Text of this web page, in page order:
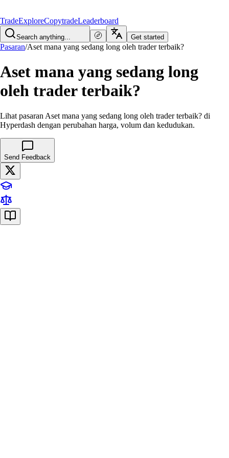
TradeExploreCopytradeLeaderboard
Search anything... Get started
Pasaran/Aset mana yang sedang long oleh trader terbaik?
Aset mana yang sedang long
oleh trader terbaik?
Lihat pasaran Aset mana yang sedang long oleh trader terbaik? di
Hyperdash dengan perubahan harga, volum dan kedudukan.
Send Feedback